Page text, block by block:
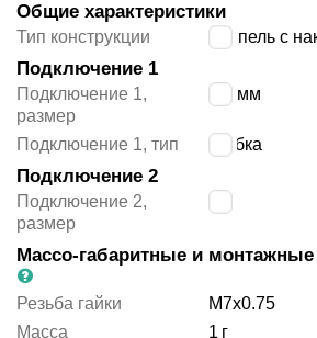
Общие характеристики
Тип конструкции ниппель с
Подключение 1
Подключение 1,
размер
5/3 мм
Подключение 1, тип трубка
Подключение 2
Подключение 2,
размер
Массо-габаритные и монтажные
Резьба гайки
M7x0.75
Масса
1 г